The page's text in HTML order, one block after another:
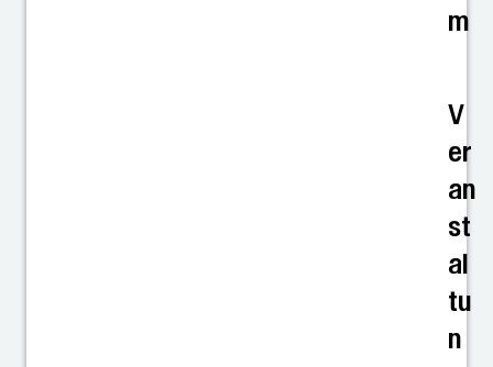
m
V
er
an
st
al
tu
n